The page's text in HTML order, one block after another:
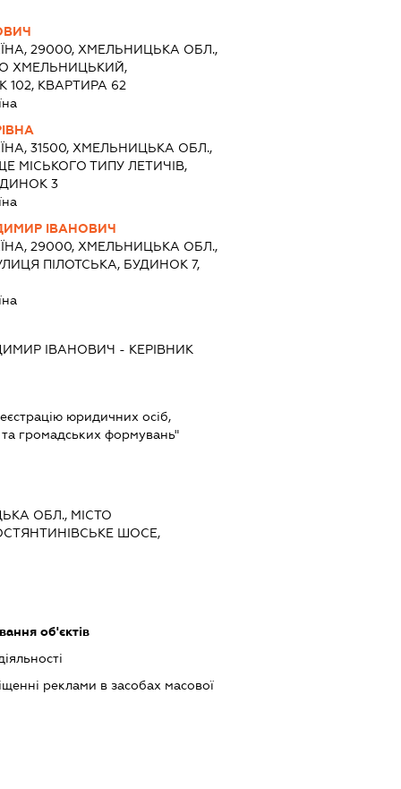
29000, ХМЕЛЬНИЦЬКА ОБЛ.,
ХМЕЛЬНИЦЬКИЙ,
102, КВАРТИРА 62
31500, ХМЕЛЬНИЦЬКА ОБЛ.,
МІСЬКОГО ТИПУ ЛЕТИЧІВ,
3
ІВАНОВИЧ
29000, ХМЕЛЬНИЦЬКА ОБЛ.,
ПІЛОТСЬКА, БУДИНОК 7,
ІВАНОВИЧ - КЕРІВНИК
юридичних осіб,
та громадських формувань"
ОБЛ., МІСТО
ШОСЕ,
об'єктів
реклами в засобах масової